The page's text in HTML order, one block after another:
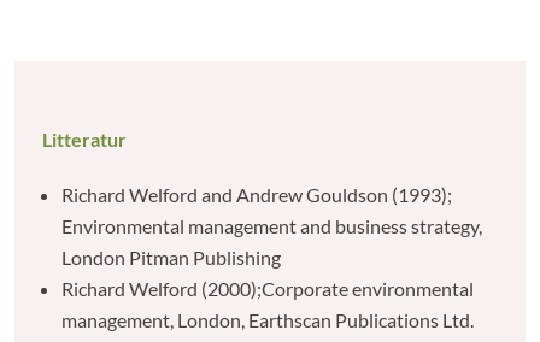
Litteratur
Richard Welford and Andrew Gouldson (1993);
Environmental management and business strategy,
London Pitman Publishing
Richard Welford (2000);Corporate environmental
management, London, Earthscan Publications Ltd.